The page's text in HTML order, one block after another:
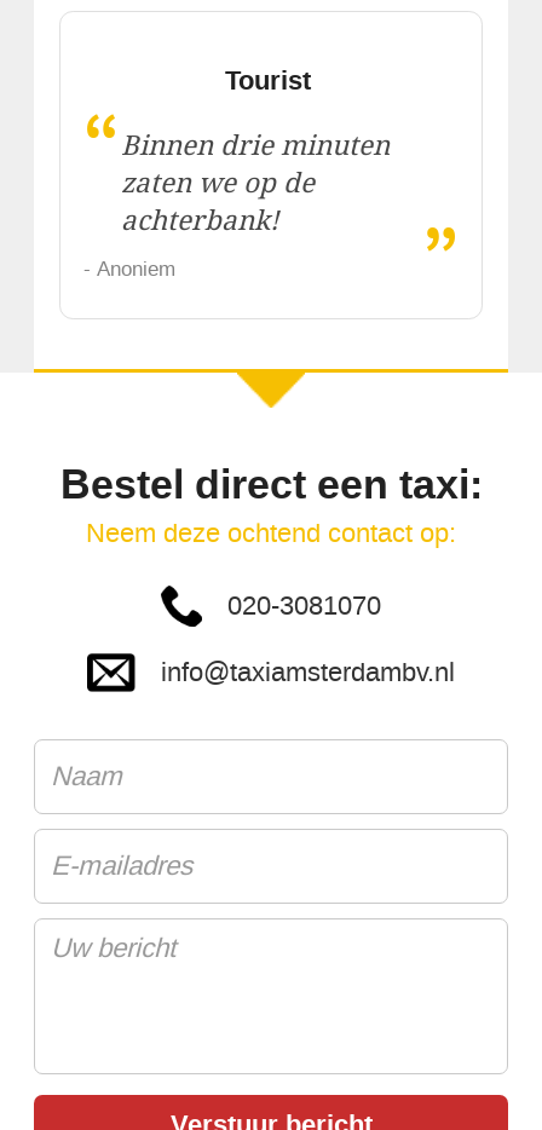
Tourist
“ Binnen drie minuten
zaten we op de
achterbank!
„
- Anoniem
Bestel direct een taxi:
Neem deze ochtend contact op:
020-3081070
info@taxiamsterdambv.nl